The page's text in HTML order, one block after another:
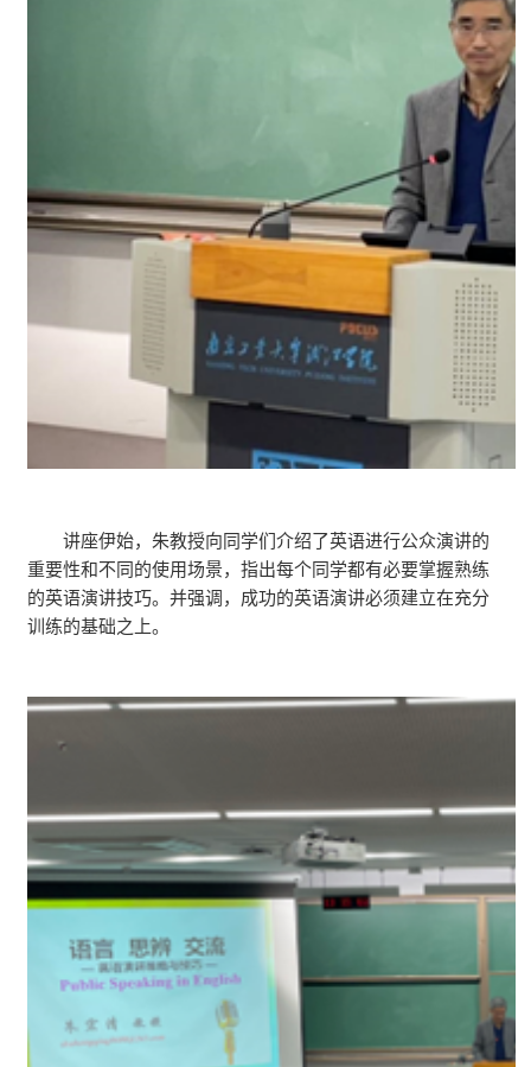
讲座伊始，朱教授向同学们介绍了英语进行公众演讲的
重要性和不同的使用场景，指出每个同学都有必要掌握熟练
的英语演讲技巧。并强调，成功的英语演讲必须建立在充分
训练的基础之上。